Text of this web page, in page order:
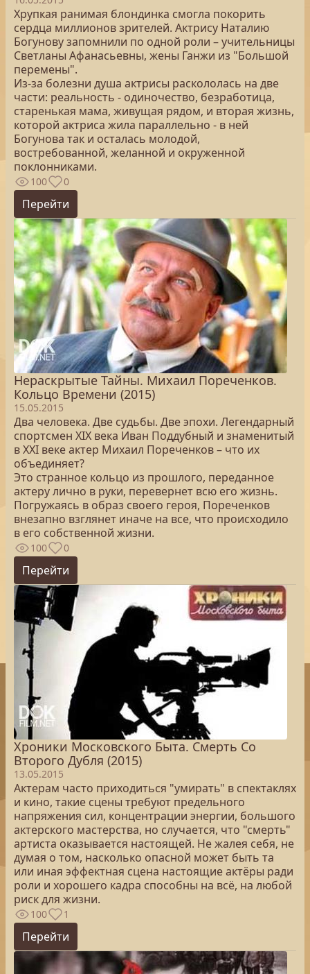
Хрупкая ранимая блондинка смогла покорить
сердца миллионов зрителей. Актрису Наталию
Богунову запомнили по одной роли – учительницы
Светланы Афанасьевны, жены Ганжи из "Большой
перемены".
Из-за болезни душа актрисы раскололась на две
части: реальность - одиночество, безработица,
старенькая мама, живущая рядом, и вторая жизнь,
которой актриса жила параллельно - в ней
Богунова так и осталась молодой,
востребованной, желанной и окруженной
поклонниками.
100 0
Перейти
Нераскрытые Тайны. Михаил Пореченков.
Кольцо Времени (2015)
15.05.2015
Два человека. Две судьбы. Две эпохи. Легендарный
спортсмен XIX века Иван Поддубный и знаменитый
в XXI веке актер Михаил Пореченков – что их
объединяет?
Это странное кольцо из прошлого, переданное
актеру лично в руки, перевернет всю его жизнь.
Погружаясь в образ своего героя, Пореченков
внезапно взглянет иначе на все, что происходило
в его собственной жизни.
100 0
Перейти
Хроники Московского Быта. Смерть Со
Второго Дубля (2015)
13.05.2015
Актерам часто приходиться "умирать" в спектаклях
и кино, такие сцены требуют предельного
напряжения сил, концентрации энергии, большого
актерского мастерства, но случается, что "смерть"
артиста оказывается настоящей. Не жалея себя, не
думая о том, насколько опасной может быть та
или иная эффектная сцена настоящие актёры ради
роли и хорошего кадра способны на всё, на любой
риск для жизни.
100 1
Перейти